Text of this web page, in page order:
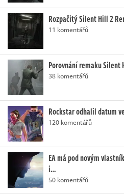
Rozpačitý Silent Hill 2
11 komentářů
Porovnání remaku
38 komentářů
Rockstar odhalil datum
120 komentářů
EA má pod novým
i…
50 komentářů